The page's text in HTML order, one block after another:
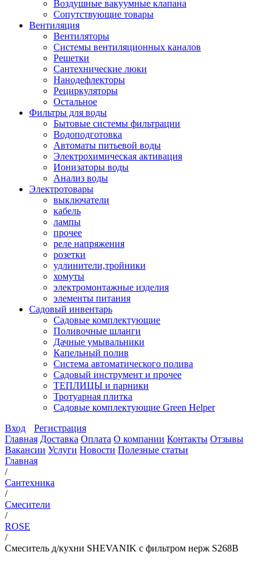
Воздушные вакуумные клапана
Сопутствующие товары
Вентиляция
Вентиляторы
Системы вентиляционных каналов
Решетки
Сантехнические люки
Нанодефлекторы
Рециркуляторы
Остальное
Фильтры для воды
Бытовые системы фильтрации
Водоподготовка
Автоматы питьевой воды
Электрохимическая активация
Ионизаторы воды
Анализ воды
Электротовары
выключатели
кабель
лампы
прочее
реле напряжения
розетки
удлинители,тройники
хомуты
электромонтажные изделия
элементы питания
Садовый инвентарь
Садовые комплектующие
Поливочные шланги
Дачные умывальники
Капельный полив
Система автоматического полива
Садовый инструмент и прочее
ТЕПЛИЦЫ и парники
Тротуарная плитка
Садовые комплектующие Green Helper
Вход
Регистрация
Главная Доставка Оплата О компании Контакты Отзывы
Вакансии Услуги Новости Полезные статьи
Главная
/
Сантехника
/
Смесители
/
ROSE
/
Смеситель д/кухни SHEVANIK с фильтром нерж S268B